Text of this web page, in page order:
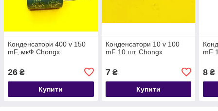
Конденсатори 400 v 150
mF, мкФ Chongx
26 ₴
Купити
Конденсатори 10 v 100
mF 10 шт. Chongx
7₴
Купити
mF
8 ₴